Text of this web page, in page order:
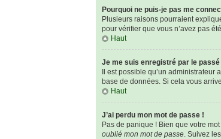
Pourquoi ne puis-je pas me
Plusieurs raisons pourraient
pour vérifier que vous n’avez pas
Haut
Je me suis enregistré par le
Il est possible qu’un
base de données. Si cela vous
Haut
J’ai perdu mon mot de passe !
Pas de panique ! Bien que votre
oublié mon mot de passe. Suivez